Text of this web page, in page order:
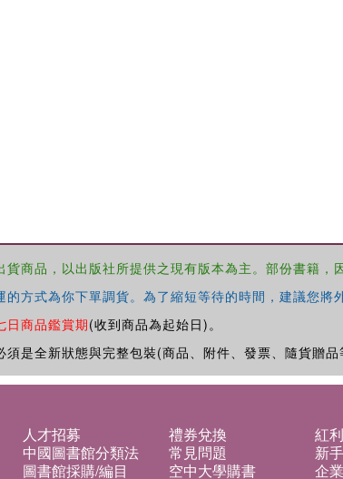
商品，以出版社所提供之現有版本為主。部份書籍，
方式為你下單調貨。為了縮短等待的時間，建議您
日商品鑑賞期(收到商品為起始日)。
是全新狀態與完整包裝(商品、附件、發票、隨貨贈品
人才招募 禮券兌換
紅
中國圖書館分類法 常見問題
新
圖書館採購/編目 空中大學購書
企